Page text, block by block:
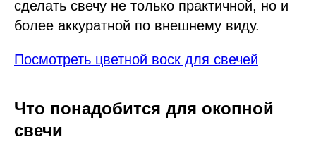
сделать свечу не только практичной, но и
более аккуратной по внешнему виду.
Посмотреть цветной воск для свечей
Что понадобится для окопной
свечи